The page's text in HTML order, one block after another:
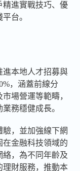
精進實戰技巧、優
台。
進本地人才招募與
，涵蓋前線分
場營運等範疇，
務穩健成長。
，並加強線下網
金融科技領域的
，為不同年齡及
理財服務，推動本